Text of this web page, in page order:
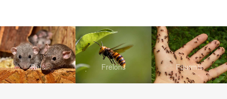
Rats Frelons Fourmis